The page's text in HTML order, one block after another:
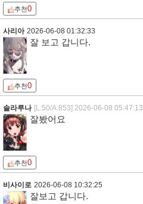
추천0
사리아 2026-06-08 01:32:33
잘 보고 갑니다.
추천0
솔라루나 [L:50/A:853] 2026-06-08 05:47:13
잘봤어요
추천0
비사이로 2026-06-08 10:32:25
잘보고 갑니다.